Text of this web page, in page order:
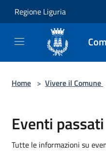
Regione Liguria
Home > Vivere il Comune
Eventi passati
Tutte le informazioni su